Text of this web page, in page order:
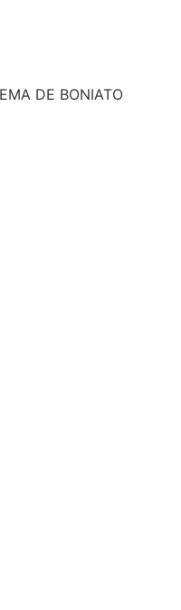
DE BONIATO